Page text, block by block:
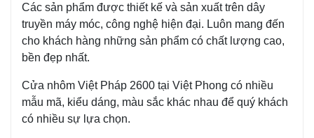
Các sản phẩm được thiết kế và sản xuất trên dây
truyền máy móc, công nghệ hiện đại. Luôn mang đến
cho khách hàng những sản phẩm có chất lượng cao,
bền đẹp nhất.
Cửa nhôm Việt Pháp 2600 tại Việt Phong có nhiều
mẫu mã, kiểu dáng, màu sắc khác nhau để quý khách
có nhiều sự lựa chọn.